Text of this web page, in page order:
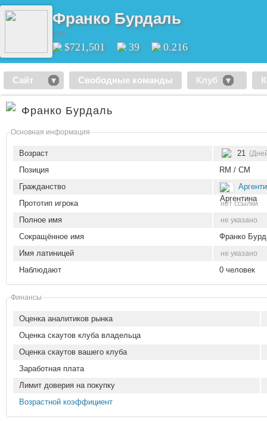
Франко Бурдаль
RM
$721,501 39 0.216
Сайт Свободные команды Клуб
Франко Бурдаль
Основная информация
Возраст 21
Позиция
RM / CM
Гражданство
Прототип игрока
нет ссылки
Полное имя не указано
Сокращённое имя
Франко
Имя латиницей
не указано
Наблюдают 0 человек
Финансы
Оценка аналитиков рынка
Оценка скаутов клуба владельца
Оценка скаутов вашего клуба
Заработная плата
Лимит доверия на покупку
Возрастной коэффициент